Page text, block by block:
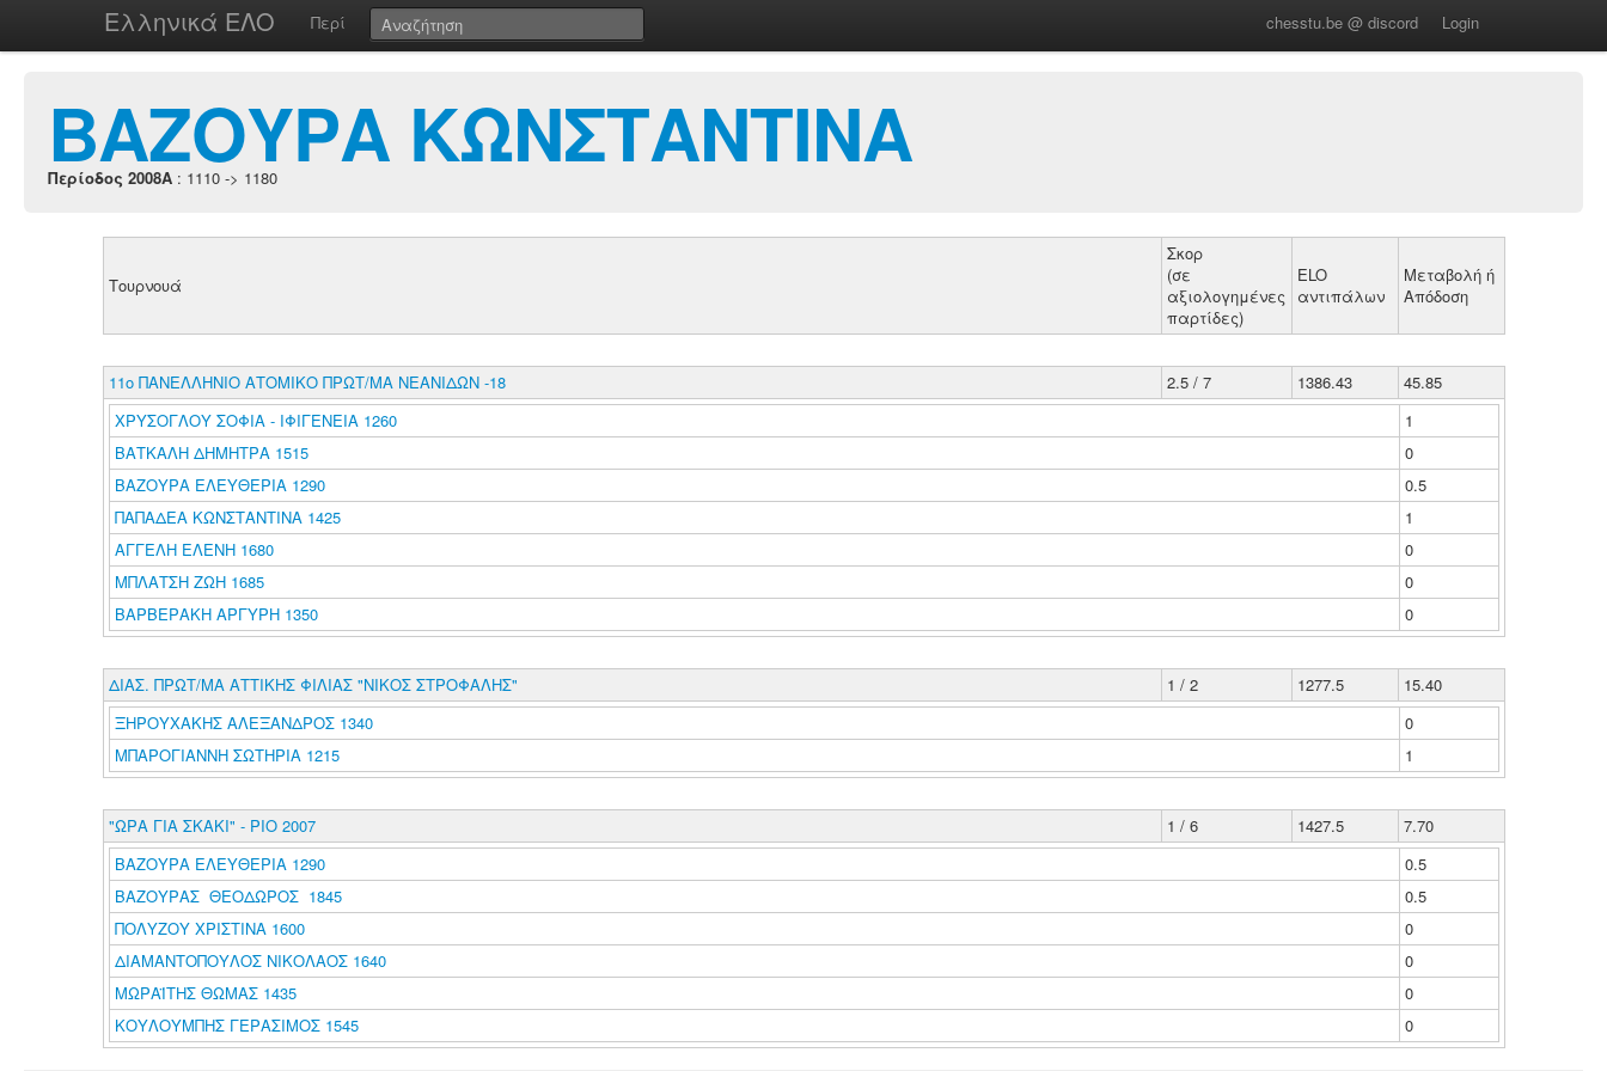
Ελληνικά ΕΛΟ Περί chesstu.be @ discord Login
ΒΑΖΟΥΡΑ ΚΩΝΣΤΑΝΤΙΝΑ
Περίοδος 2008A : 1110 -> 1180
Τουρνουά
Σκορ
(σε
αξιολογημένες
παρτίδες)
ELO
αντιπάλων
Μεταβολή ή
Απόδοση
11ο ΠΑΝΕΛΛΗΝΙΟ ΑΤΟΜΙΚΟ ΠΡΩΤ/ΜΑ ΝΕΑΝΙΔΩΝ -18 2.5 / 7 1386.43
45.85
ΧΡΥΣΟΓΛΟΥ ΣΟΦΙΑ - ΙΦΙΓΕΝΕΙΑ 1260
1
ΒΑΤΚΑΛΗ ΔΗΜΗΤΡΑ 1515
0
ΒΑΖΟΥΡΑ ΕΛΕΥΘΕΡΙΑ 1290
0.5
ΠΑΠΑΔΕΑ ΚΩΝΣΤΑΝΤΙΝΑ 1425
1
ΑΓΓΕΛΗ ΕΛΕΝΗ 1680
0
ΜΠΛΑΤΣΗ ΖΩΗ 1685
0
ΒΑΡΒΕΡΑΚΗ ΑΡΓΥΡΗ 1350
0
ΔΙΑΣ. ΠΡΩΤ/ΜΑ ΑΤΤΙΚΗΣ ΦΙΛΙΑΣ "ΝΙΚΟΣ ΣΤΡΟΦΑΛΗΣ" 1 / 2 1277.5
15.40
ΞΗΡΟΥΧΑΚΗΣ ΑΛΕΞΑΝΔΡΟΣ 1340
0
ΜΠΑΡΟΓΙΑΝΝΗ ΣΩΤΗΡΙΑ 1215
1
"ΩΡΑ ΓΙΑ ΣΚΑΚΙ" - ΡΙΟ 2007 1 / 6 1427.5
7.70
ΒΑΖΟΥΡΑ ΕΛΕΥΘΕΡΙΑ 1290
0.5
ΒΑΖΟΥΡΑΣ ΘΕΟΔΩΡΟΣ 1845
0.5
ΠΟΛΥΖΟΥ ΧΡΙΣΤΙΝΑ 1600
0
ΔΙΑΜΑΝΤΟΠΟΥΛΟΣ ΝΙΚΟΛΑΟΣ 1640
0
ΜΩΡΑΪΤΗΣ ΘΩΜΑΣ 1435
0
ΚΟΥΛΟΥΜΠΗΣ ΓΕΡΑΣΙΜΟΣ 1545
0